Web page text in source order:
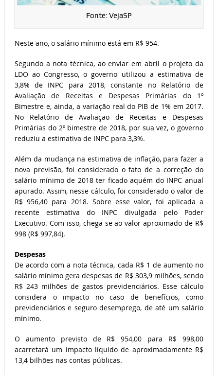
Fonte: VejaSP
Neste ano, o salário mínimo está em R$ 954.
Segundo a nota técnica, ao enviar em abril o projeto da
LDO ao Congresso, o governo utilizou a estimativa de
3,8% de INPC para 2018, constante no Relatório de
Avaliação de Receitas e Despesas Primárias do 1º
Bimestre e, ainda, a variação real do PIB de 1% em 2017.
No Relatório de Avaliação de Receitas e Despesas
Primárias do 2º bimestre de 2018, por sua vez, o governo
reduziu a estimativa de INPC para 3,3%.
Além da mudança na estimativa de inflação, para fazer a
nova previsão, foi considerado o fato de a correção do
salário mínimo de 2018 ter ficado aquém do INPC anual
apurado. Assim, nesse cálculo, foi considerado o valor de
R$ 956,40 para 2018. Sobre esse valor, foi aplicada a
recente estimativa do INPC divulgada pelo Poder
Executivo. Com isso, chega-se ao valor aproximado de R$
998 (R$ 997,84).
Despesas
De acordo com a nota técnica, cada R$ 1 de aumento no
salário mínimo gera despesas de R$ 303,9 milhões, sendo
R$ 243 milhões de gastos previdenciários. Esse cálculo
considera o impacto no caso de benefícios, como
previdenciários e seguro desemprego, de até um salário
mínimo.
O aumento previsto de R$ 954,00 para R$ 998,00
acarretará um impacto líquido de aproximadamente R$
13,4 bilhões nas contas públicas.